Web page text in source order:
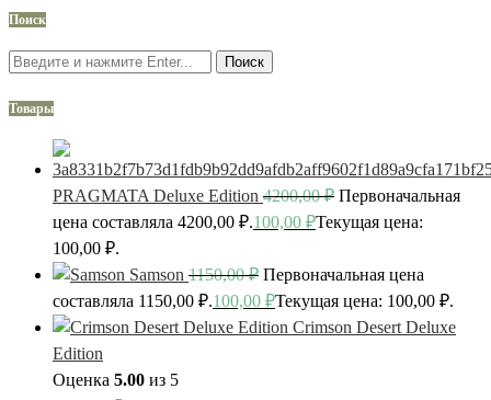
Поиск
Поиск
Товары
PRAGMATA Deluxe Edition 4200,00₽ Первоначальная
цена составляла 4200,00 ₽.100,00 ₽Текущая цена:
100,00 ₽.
Samson 1150,00₽ Первоначальная цена
составляла 1150,00 ₽.100,00 ₽Текущая цена: 100,00 ₽.
Crimson Desert Deluxe
Edition
Оценка 5.00 из 5